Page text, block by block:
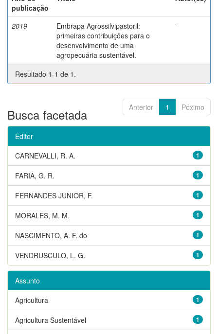
publicação
2019
Embrapa Agrossilvipastoril:
primeiras contribuições para o
desenvolvimento de uma
agropecuária sustentável.
-
Resultado 1-1 de 1.
Anterior 1 Póximo
Busca facetada
Editor
1
CARNEVALLI, R. A.
1
FARIA, G. R.
1
FERNANDES JUNIOR, F.
1
MORALES, M. M.
1
NASCIMENTO, A. F. do
1
VENDRUSCULO, L. G.
Assunto
1
Agricultura
1
Agricultura Sustentável